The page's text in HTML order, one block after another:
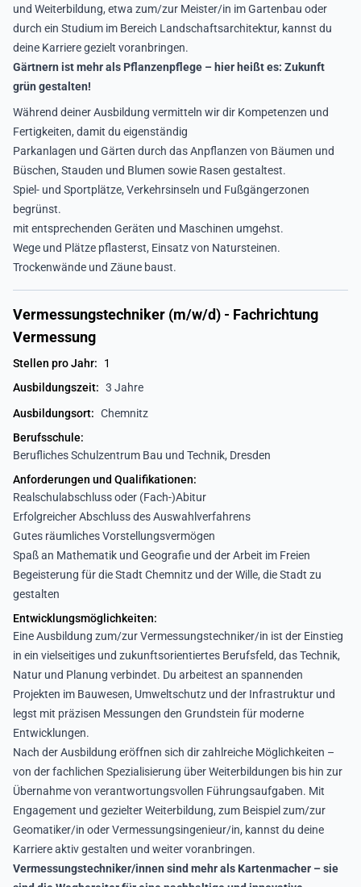
und Weiterbildung, etwa zum/zur Meister/in im Gartenbau oder
durch ein Studium im Bereich Landschaftsarchitektur, kannst du
deine Karriere gezielt voranbringen.
Gärtnern ist mehr als Pflanzenpflege – hier heißt es: Zukunft
grün gestalten!
Während deiner Ausbildung vermitteln wir dir Kompetenzen und
Fertigkeiten, damit du eigenständig
Parkanlagen und Gärten durch das Anpflanzen von Bäumen und
Büschen, Stauden und Blumen sowie Rasen gestaltest.
Spiel- und Sportplätze, Verkehrsinseln und Fußgängerzonen
begrünst.
mit entsprechenden Geräten und Maschinen umgehst.
Wege und Plätze pflasterst, Einsatz von Natursteinen.
Trockenwände und Zäune baust.
Vermessungstechniker (m/w/d) - Fachrichtung
Vermessung
Stellen pro Jahr:
1
Ausbildungszeit: 3 Jahre
Ausbildungsort: Chemnitz
Berufsschule:
Berufliches Schulzentrum Bau und Technik, Dresden
Anforderungen und Qualifikationen:
Realschulabschluss oder (Fach-)Abitur
Erfolgreicher Abschluss des Auswahlverfahrens
Gutes räumliches Vorstellungsvermögen
Spaß an Mathematik und Geografie und der Arbeit im Freien
Begeisterung für die Stadt Chemnitz und der Wille, die Stadt zu
gestalten
Entwicklungsmöglichkeiten:
Eine Ausbildung zum/zur Vermessungstechniker/in ist der Einstieg
in ein vielseitiges und zukunftsorientiertes Berufsfeld, das Technik,
Natur und Planung verbindet. Du arbeitest an spannenden
Projekten im Bauwesen, Umweltschutz und der Infrastruktur und
legst mit präzisen Messungen den Grundstein für moderne
Entwicklungen.
Nach der Ausbildung eröffnen sich dir zahlreiche Möglichkeiten –
von der fachlichen Spezialisierung über Weiterbildungen bis hin zur
Übernahme von verantwortungsvollen Führungsaufgaben. Mit
Engagement und gezielter Weiterbildung, zum Beispiel zum/zur
Geomatiker/in oder Vermessungsingenieur/in, kannst du deine
Karriere aktiv gestalten und weiter voranbringen.
Vermessungstechniker/innen sind mehr als Kartenmacher – sie